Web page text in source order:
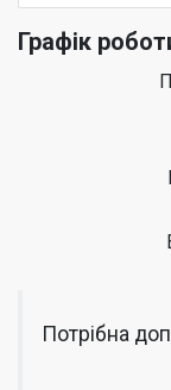
Графік
Потрібна